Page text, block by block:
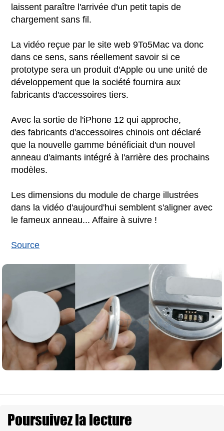
laissent paraître l'arrivée d'un petit tapis de
chargement sans fil.
La vidéo reçue par le site web 9To5Mac va donc
dans ce sens, sans réellement savoir si ce
prototype sera un produit d'Apple ou une unité de
développement que la société fournira aux
fabricants d'accessoires tiers.
Avec la sortie de l'iPhone 12 qui approche,
des fabricants d'accessoires chinois ont déclaré
que la nouvelle gamme bénéficiait d'un nouvel
anneau d'aimants intégré à l'arrière des prochains
modèles.
Les dimensions du module de charge illustrées
dans la vidéo d'aujourd'hui semblent s'aligner avec
le fameux anneau... Affaire à suivre !
Source
Poursuivez la lecture